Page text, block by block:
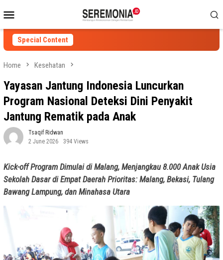
to
contentMenu
Special Content
Home Kesehatan
Yayasan Jantung Indonesia Luncurkan
Program Nasional Deteksi Dini Penyakit
Jantung Rematik pada Anak
Tsaqif Ridwan
2 June 2026
394 Views
Kick-off Program Dimulai di Malang, Menjangkau 8.000 Anak Usia
Sekolah Dasar di Empat Daerah Prioritas: Malang, Bekasi, Tulang
Bawang Lampung, dan Minahasa Utara